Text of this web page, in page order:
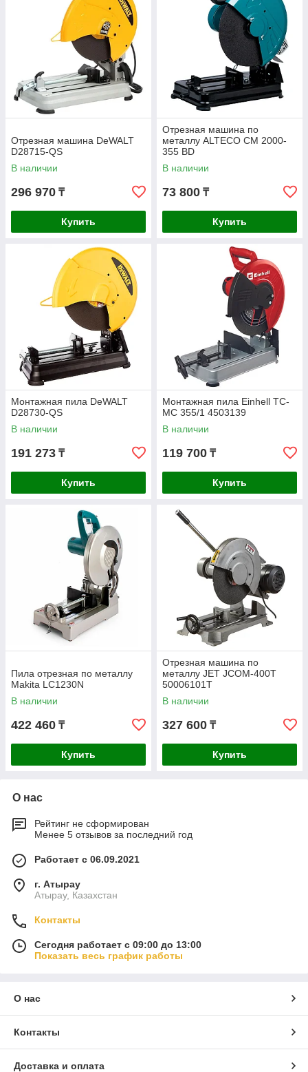
Отрезная машина DeWALT
D28715-QS
В наличии
296 970 ₸
Купить
Отрезная машина по
металлу ALTECO CM 2000-
355 BD
В наличии
73 800 ₸
Купить
Монтажная пила DeWALT
D28730-QS
В наличии
191 273 ₸
Купить
Монтажная пила Einhell TC-
MC 355/1 4503139
В наличии
119 700 ₸
Купить
Пила отрезная по металлу
Makita LC1230N
В наличии
422 460 ₸
Купить
Отрезная машина по
металлу JET JCOM-400T
50006101T
В наличии
327 600 ₸
Купить
О нас
Рейтинг не сформирован
Менее 5 отзывов за последний год
Работает с 06.09.2021
г. Атырау
Атырау, Казахстан
Контакты
Сегодня работает с 09:00 до 13:00
Показать весь график работы
О нас
Контакты
Доставка и оплата